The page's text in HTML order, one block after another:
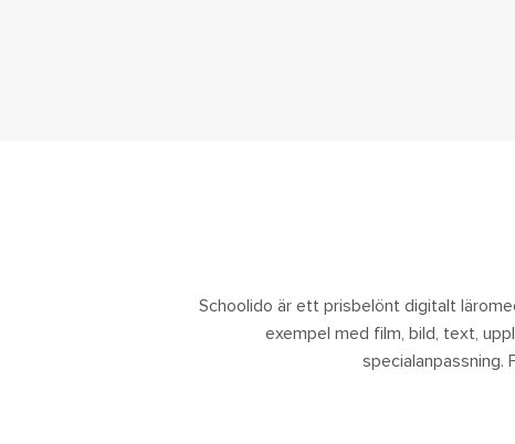
Schoolido är ett prisbelönt digitalt
exempel med film, bild, text,
specialanpassning.